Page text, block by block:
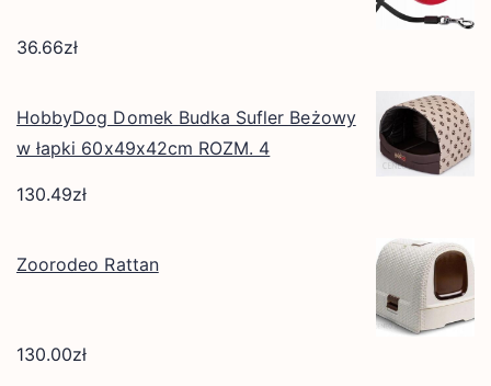
36.66zł
HobbyDog Domek Budka Sufler Beżowy
w łapki 60x49x42cm ROZM. 4
130.49zł
Zoorodeo Rattan
130.00zł